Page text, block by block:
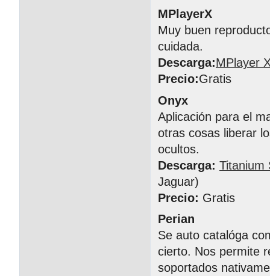
MPlayerX
Muy buen
cuidada.
Descarga:MPlayer
Precio:Gratis
Onyx
Aplicación para el
otras cosas liberar
ocultos.
Descarga: Titanium
Jaguar)
Precio: Gratis
Perian
Se auto catalóga
cierto. Nos permite
soportados